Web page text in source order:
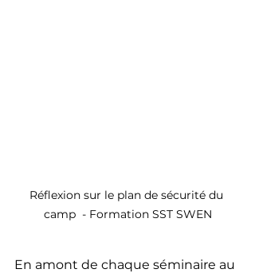
Réflexion sur le plan de sécurité du
camp  - Formation SST SWEN
En amont de chaque séminaire au